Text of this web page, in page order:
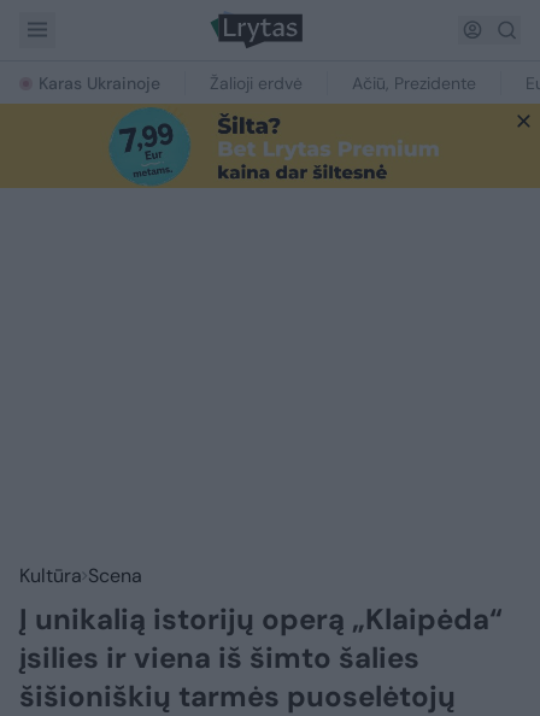
Karas Ukrainoje Žalioji erdvė Ačiū, Prezidente
Kultūra Scena
Į unikalią istorijų operą „Klaipėda“
įsilies ir viena iš šimto šalies
šišioniškių tarmės puoselėtojų